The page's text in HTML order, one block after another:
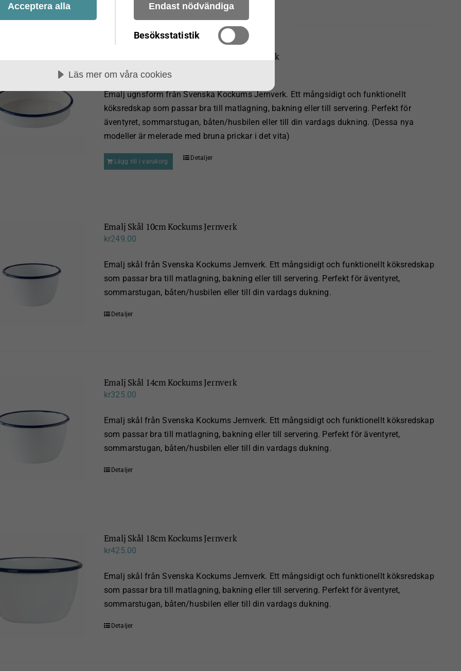
Emalj ugnsform Rund 24cm Kockums Jernverk
435.00
Emalj ugnsform från Svenska Kockums Jernverk. Ett mångsidigt och funktionellt
köksredskap som passar bra till matlagning, bakning eller till servering. Perfekt för
äventyret, sommarstugan, båten/husbilen eller till din vardags dukning. (Dessa nya
modeller är melerade med bruna prickar i det vita)
Lägg till i varukorg Detaljer
Emalj Skål 10cm Kockums Jernverk
kr249.00
Emalj skål från Svenska Kockums Jernverk. Ett mångsidigt och funktionellt köksredskap
som passar bra till matlagning, bakning eller till servering. Perfekt för äventyret,
sommarstugan, båten/husbilen eller till din vardags dukning.
Detaljer
Emalj Skål 14cm Kockums Jernverk
kr325.00
Emalj skål från Svenska Kockums Jernverk. Ett mångsidigt och funktionellt köksredskap
som passar bra till matlagning, bakning eller till servering. Perfekt för äventyret,
sommarstugan, båten/husbilen eller till din vardags dukning.
Detaljer
Emalj Skål 18cm Kockums Jernverk
kr425.00
Emalj skål från Svenska Kockums Jernverk. Ett mångsidigt och funktionellt köksredskap
som passar bra till matlagning, bakning eller till servering. Perfekt för äventyret,
sommarstugan, båten/husbilen eller till din vardags dukning.
Detaljer
Acceptera alla Endast nödvändiga
Besöksstatistik
Läs mer om våra cookies